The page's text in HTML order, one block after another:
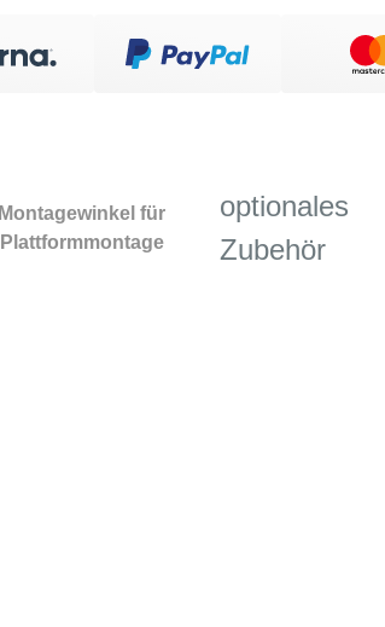
Montagewinkel für
Plattformmontage
optionales
Zubehör